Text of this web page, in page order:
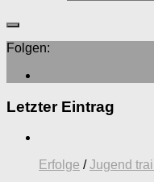
Folgen:
Letzter Eintrag
Erfolge /Jugend